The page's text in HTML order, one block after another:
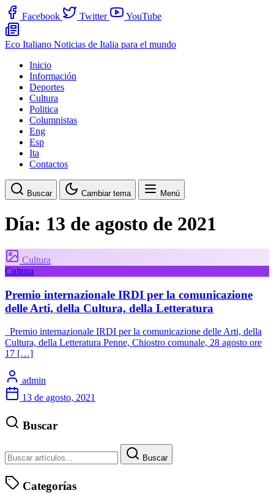
Facebook Twitter YouTube
Eco Italiano Noticias de Italia para el mundo
Inicio
Información
Deportes
Cultura
Politica
Columnistas
Eng
Esp
Ita
Contactos
Buscar Cambiar tema Menú
Día: 13 de agosto de 2021
Cultura
Cultura
Premio internazionale IRDI per la comunicazione
delle Arti, della Cultura, della Letteratura
Premio internazionale IRDI per la comunicazione delle Arti, della
Cultura, della Letteratura Penne, Chiostro comunale, 28 agosto ore
17 […]
admin
13 de agosto, 2021
Buscar
Buscar
Categorías